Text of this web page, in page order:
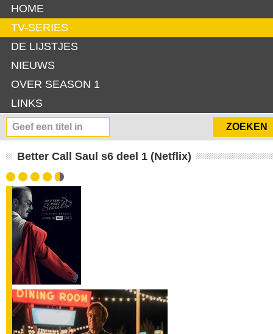
HOME
TV-SERIES
DE LIJSTJES
NIEUWS
OVER SEASON 1
LINKS
Better Call Saul s6 deel 1 (Netflix)